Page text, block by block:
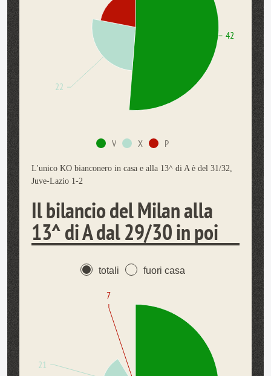
V X P
42
22
L'unico KO bianconero in casa e alla 13^ di A è del 31/32,
Juve-Lazio 1-2
Il bilancio del Milan alla
13^ di A dal 29/30 in poi
totali fuori casa
21
7